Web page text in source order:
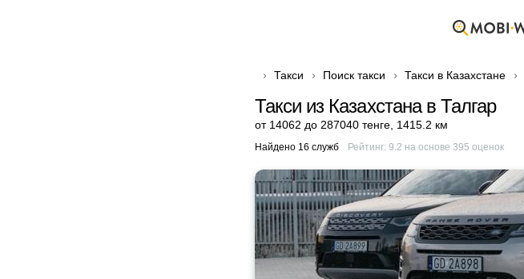
Такси Поиск такси Такси в Казахстане
Такси из Казахстана в Талгар
от 14062 до 287040 тенге 1415.2 км
Найдено 16 служб Рейтинг: 9.2 на основе 395 оценок